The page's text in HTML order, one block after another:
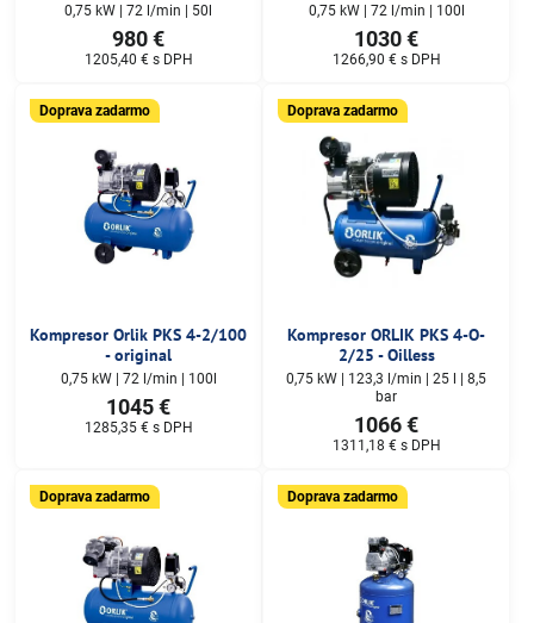
0,75 kW | 72 l/min | 50l
980 €
1205,40 € s DPH
0,75 kW | 72 l/min | 100l
1030 €
1266,90 € s DPH
Doprava zadarmo
Kompresor Orlik PKS 4-2/100
- original
0,75 kW | 72 l/min | 100l
1045 €
1285,35 € s DPH
Doprava zadarmo
Kompresor ORLIK PKS 4-O-
2/25 - Oilless
0,75 kW | 123,3 l/min | 25 l | 8,5
bar
1066 €
1311,18 € s DPH
Doprava zadarmo Doprava zadarmo